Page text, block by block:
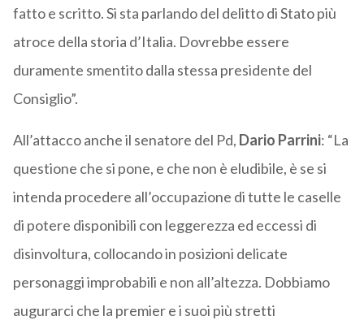
fatto e scritto. Si sta parlando del delitto di Stato più
atroce della storia d’Italia. Dovrebbe essere
duramente smentito dalla stessa presidente del
Consiglio”.
All’attacco anche il senatore del Pd, Dario Parrini: “La
questione che si pone, e che non è eludibile, è se si
intenda procedere all’occupazione di tutte le caselle
di potere disponibili con leggerezza ed eccessi di
disinvoltura, collocando in posizioni delicate
personaggi improbabili e non all’altezza. Dobbiamo
augurarci che la premier e i suoi più stretti